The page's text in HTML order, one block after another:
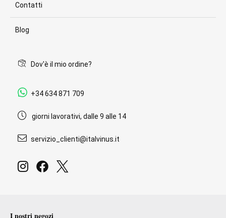
Contatti
Blog
Dov'è il mio ordine?
+34 634 871 709
giorni lavorativi, dalle 9 alle 14
servizio_clienti@italvinus.it
I nostri negozi